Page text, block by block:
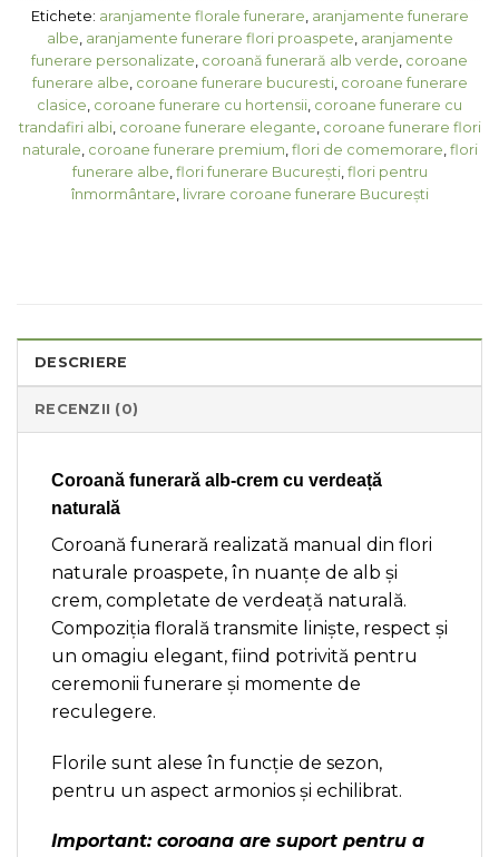
Etichete: aranjamente florale funerare, aranjamente funerare
albe, aranjamente funerare flori proaspete, aranjamente
funerare personalizate, coroană funerară alb verde, coroane
funerare albe, coroane funerare bucuresti, coroane funerare
clasice, coroane funerare cu hortensii, coroane funerare cu
trandafiri albi, coroane funerare elegante, coroane funerare flori
naturale, coroane funerare premium, flori de comemorare, flori
funerare albe, flori funerare București, flori pentru
înmormântare, livrare coroane funerare București
DESCRIERE
RECENZII (0)
Coroană funerară alb-crem cu verdeață
naturală
Coroană funerară realizată manual din flori
naturale proaspete, în nuanțe de alb și
crem, completate de verdeață naturală.
Compoziția florală transmite liniște, respect și
un omagiu elegant, fiind potrivită pentru
ceremonii funerare și momente de
reculegere.
Florile sunt alese în funcție de sezon,
pentru un aspect armonios și echilibrat.
Important: coroana are suport pentru a